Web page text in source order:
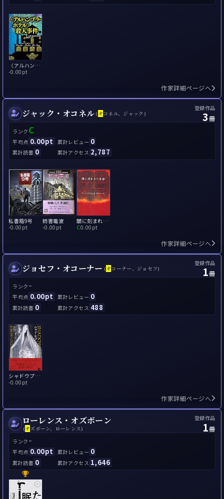
〈アルハンブラ・ホテル〉殺人事件
-0.00pt
作家詳細ページへ
ジャック・オコネル (オ コネル、ジャック)
登録作品
3冊
ランク C
平均点 0.00pt 累計レビュー 0
累計読書 0 累計アクセス 2,787
私書箱9号
-0.00pt
妨害電波
-0.00pt
闇に刻まれた言葉
C0.00pt
作家詳細ページへ
ジョセフ・オコーナー (オ コーナー、ジョセフ)
登録作品
1冊
ランク -
平均点 0.00pt 累計レビュー 0
累計読書 0 累計アクセス 488
シャドウプレイ
-0.00pt
作家詳細ページへ
ローレンス・オズボーン
(オズボーン、ローレンス)
登録作品
1冊
ランク -
平均点 0.00pt 累計レビュー 0
累計読書 0 累計アクセス 1,646